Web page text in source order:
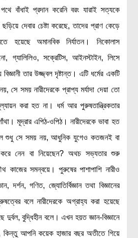
বাঁধাই প্রদান করেনি বরং যারাই সত্যকে
দেবার চেষ্টা করেছে, তাদের প্রাণ কেড়ে
হয়েছে অমানবিক নির্যাতন। নিকোলাস
গ্যালিলিও, সক্রেটিস, আইনস্টাইন, লিসে
তার উজ্জ্বল দৃষ্টান্ত। এটি ধর্মের একটি
সে সময় নারীদেরকে প্রাপ্য মর্যাদা দেয়া তো
করা হত না। ধর্ম আর পুরুষতান্ত্রিকতার
মূদ্রার এপিঠ-ওপিঠ। নারীদেরকে ভাবা হত
শুধু সে সময় নয়, আধুনিক যুগেও কতজনই বা
করে নেন বা নিয়েছেন? অথচ সভ্যতার শুরু
কাজের সমন্বয়ে। পুরুষের পাশাপাশি নারীও
দর্শন, গণিত, জ্যোতির্বিজ্ঞান তথা বিজ্ঞানের
বলে নারীদেরকে অগ্রাহ্য করা হয়েছে
দুর্বল, বুদ্ধিহীন বলে। এখন হয়ত জ্ঞান-বিজ্ঞানে
কিন্তু আপনি কয়েক হাজার বছর অতীতে গিয়ে